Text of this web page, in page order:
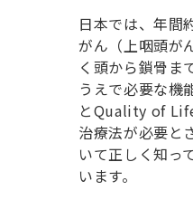
日本では、年間
がん（上咽頭が
く頭から鎖骨ま
うえで必要な機
とQuality of
治療法が必要と
いて正しく知っ
います。